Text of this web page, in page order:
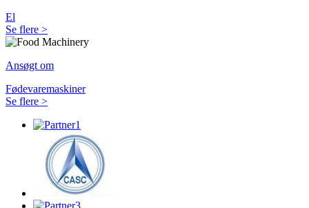
El
Se flere >
Ansøgt om
Fødevaremaskiner
Se flere >